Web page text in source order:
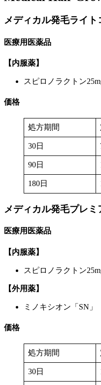
メディカル発毛ライト
医療用医薬品
【内服薬】
スピロノラクトン
価格
処方期間
30日
90日
180日
メディカル発毛プレミ
医療用医薬品
【内服薬】
スピロノラクトン
【外用薬】
ミノキシオン「SN」
価格
処方期間
30日